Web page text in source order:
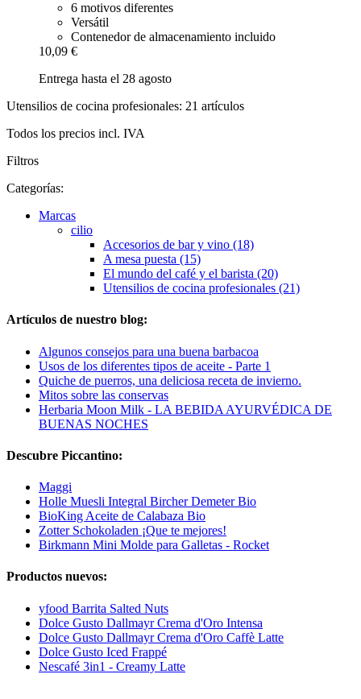
6 motivos diferentes
Versátil
Contenedor de almacenamiento incluido
10,09 €
Entrega hasta el 28 agosto
Utensilios de cocina profesionales: 21 artículos
Todos los precios incl. IVA
Filtros
Categorías:
Marcas
cilio
Accesorios de bar y vino (18)
A mesa puesta (15)
El mundo del café y el barista (20)
Utensilios de cocina profesionales (21)
Artículos de nuestro blog:
Algunos consejos para una buena barbacoa
Usos de los diferentes tipos de aceite - Parte 1
Quiche de puerros, una deliciosa receta de invierno.
Mitos sobre las conservas
Herbaria Moon Milk - LA BEBIDA AYURVÉDICA DE
BUENAS NOCHES
Descubre Piccantino:
Maggi
Holle Muesli Integral Bircher Demeter Bio
BioKing Aceite de Calabaza Bio
Zotter Schokoladen ¡Que te mejores!
Birkmann Mini Molde para Galletas - Rocket
Productos nuevos:
yfood Barrita Salted Nuts
Dolce Gusto Dallmayr Crema d'Oro Intensa
Dolce Gusto Dallmayr Crema d'Oro Caffè Latte
Dolce Gusto Iced Frappé
Nescafé 3in1 - Creamy Latte